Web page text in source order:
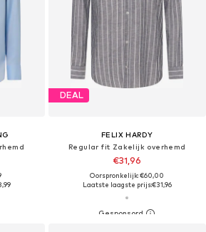
DEAL
FELIX HARDY
Regular fit Zakelijk overhemd
€31,96
Oorspronkelijk: €60,00
Laatste laagste prijs:€31,96